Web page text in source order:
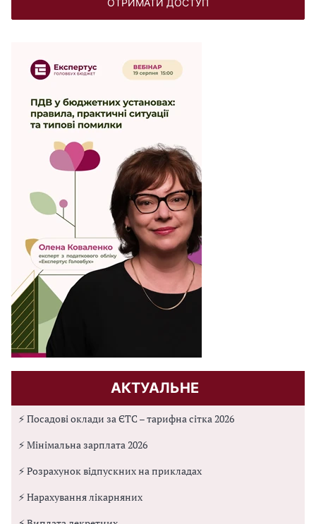
ОТРИМАТИ ДОСТУП
АКТУАЛЬНЕ
⚡ Посадові оклади за ЄТС – тарифна сітка 2026
⚡ Мінімальна зарплата 2026
⚡ Розрахунок відпускних на прикладах
⚡ Нарахування лікарняних